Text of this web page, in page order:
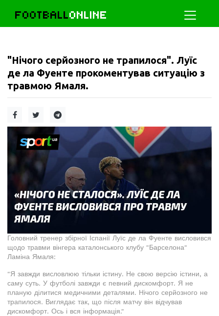
FOOTBALLONLINE
"Нічого серйозного не трапилося". Луїс
де ла Фуенте прокоментував ситуацію з
травмою Ямаля.
Головний тренер збірної Іспанії Луїс де ла Фуенте висловився
щодо травми вінгера каталонського клубу "Барселона"
Ламіна Ямаля:
"Я завжди висловлюю тільки істину. Не свою версію істини, а
саму суть. У футболі завжди є певний дискомфорт. Я не
планую ділитися медичними деталями. Нічого серйозного не
трапилося. Виглядає так, що після матчу він відчував
дискомфорт. Ось і вся інформація."